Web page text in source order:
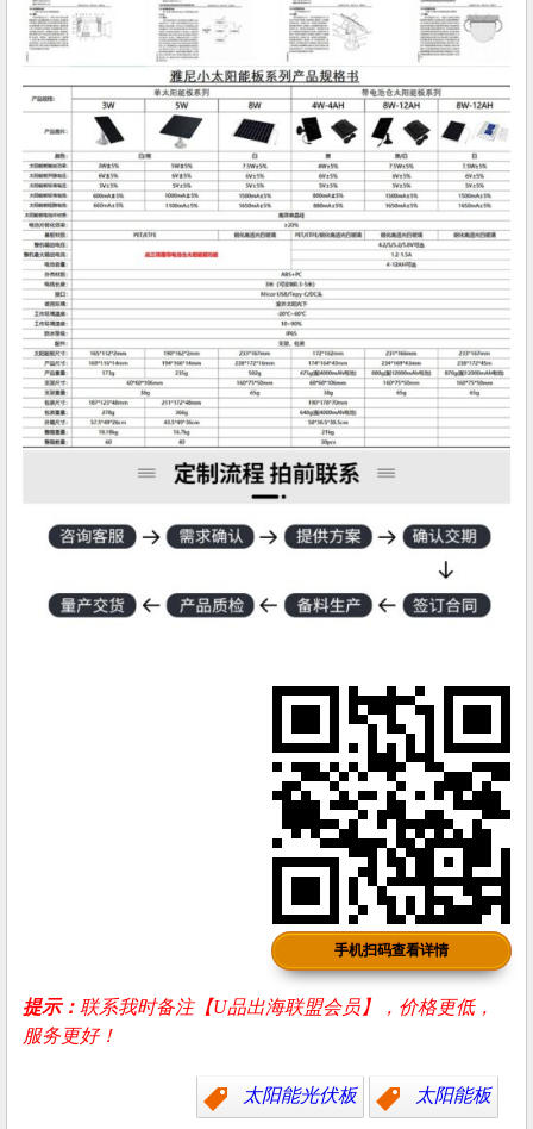
手机扫码查看详情
提示：联系我时备注【U品出海联盟会员】，价格更低，
服务更好！
太阳能光伏板 太阳能板